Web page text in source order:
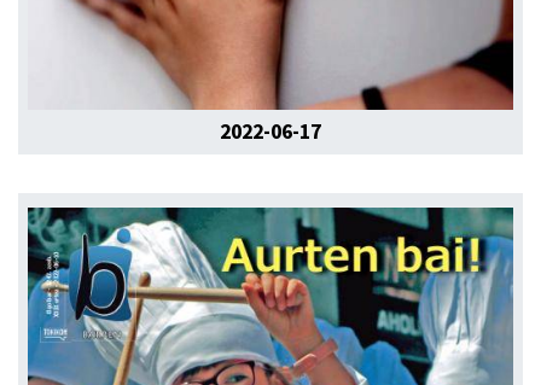
2022-06-17